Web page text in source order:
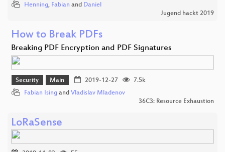
Henning, Fabian and Daniel
Jugend hackt 2019
How to Break PDFs
Breaking PDF Encryption and PDF Signatures
Security Main 2019-12-27
7.5k
Fabian Ising and Vladislav Mladenov
36C3: Resource Exhaustion
LoRaSense